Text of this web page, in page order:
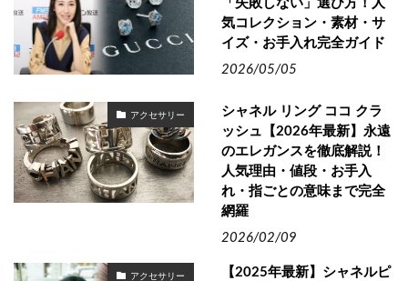
「失敗しない」選び方！人
気コレクション・素材・サ
イズ・お手入れ完全ガイド
2026/05/05
アクセサリー
シャネル リング ココ クラ
ッシュ【2026年最新】永遠
のエレガンスを徹底解説！
人気理由・値段・お手入
れ・指ごとの意味まで完全
網羅
2026/02/09
アクセサリー
【2025年最新】シャネルピ